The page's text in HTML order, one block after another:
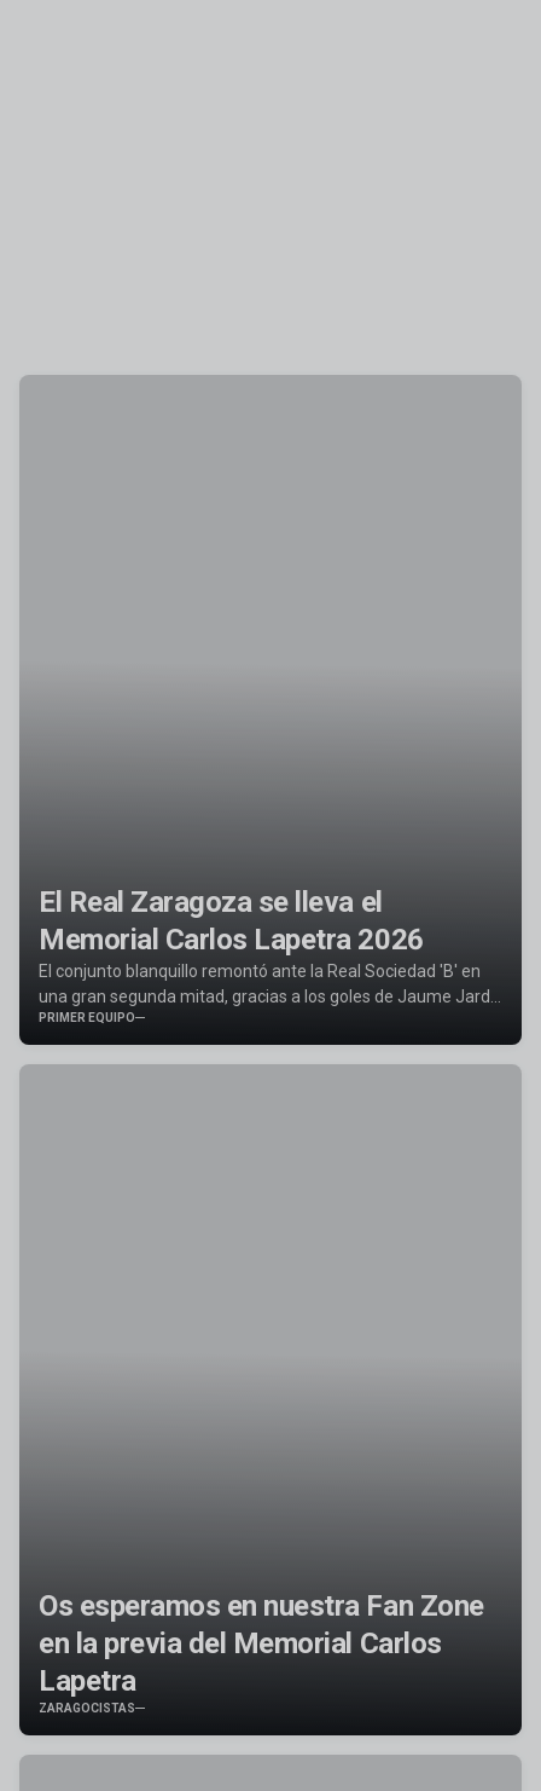
El Real Zaragoza se lleva el
Memorial Carlos Lapetra 2026
El conjunto blanquillo remontó ante la Real Sociedad 'B' en
una gran segunda mitad, gracias a los goles de Jaume Jardí
y Peter Ademo
PRIMER EQUIPO
Os esperamos en nuestra Fan Zone
en la previa del Memorial Carlos
Lapetra
ZARAGOCISTAS